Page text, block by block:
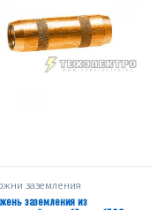
заземления
заземления из